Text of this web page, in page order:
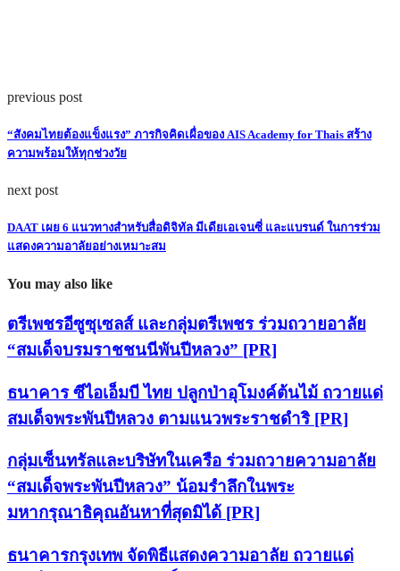
previous post
“สังคมไทยต้องแข็งแรง” ภารกิจคิดเผื่อของ AIS Academy for Thais สร้าง
ความพร้อมให้ทุกช่วงวัย
next post
DAAT เผย 6 แนวทางสำหรับสื่อดิจิทัล มีเดียเอเจนซี่ และแบรนด์ ในการร่วม
แสดงความอาลัยอย่างเหมาะสม
You may also like
ตรีเพชรอีซูซุเซลส์ และกลุ่มตรีเพชร ร่วมถวายอาลัย
“สมเด็จบรมราชชนนีพันปีหลวง” [PR]
ธนาคาร ซีไอเอ็มบี ไทย ปลูกป่าอุโมงค์ต้นไม้ ถวายแด่
สมเด็จพระพันปีหลวง ตามแนวพระราชดำริ [PR]
กลุ่มเซ็นทรัลและบริษัทในเครือ ร่วมถวายความอาลัย
“สมเด็จพระพันปีหลวง” น้อมรำลึกในพระ
มหากรุณาธิคุณอันหาที่สุดมิได้ [PR]
ธนาคารกรุงเทพ จัดพิธีแสดงความอาลัย ถวายแด่